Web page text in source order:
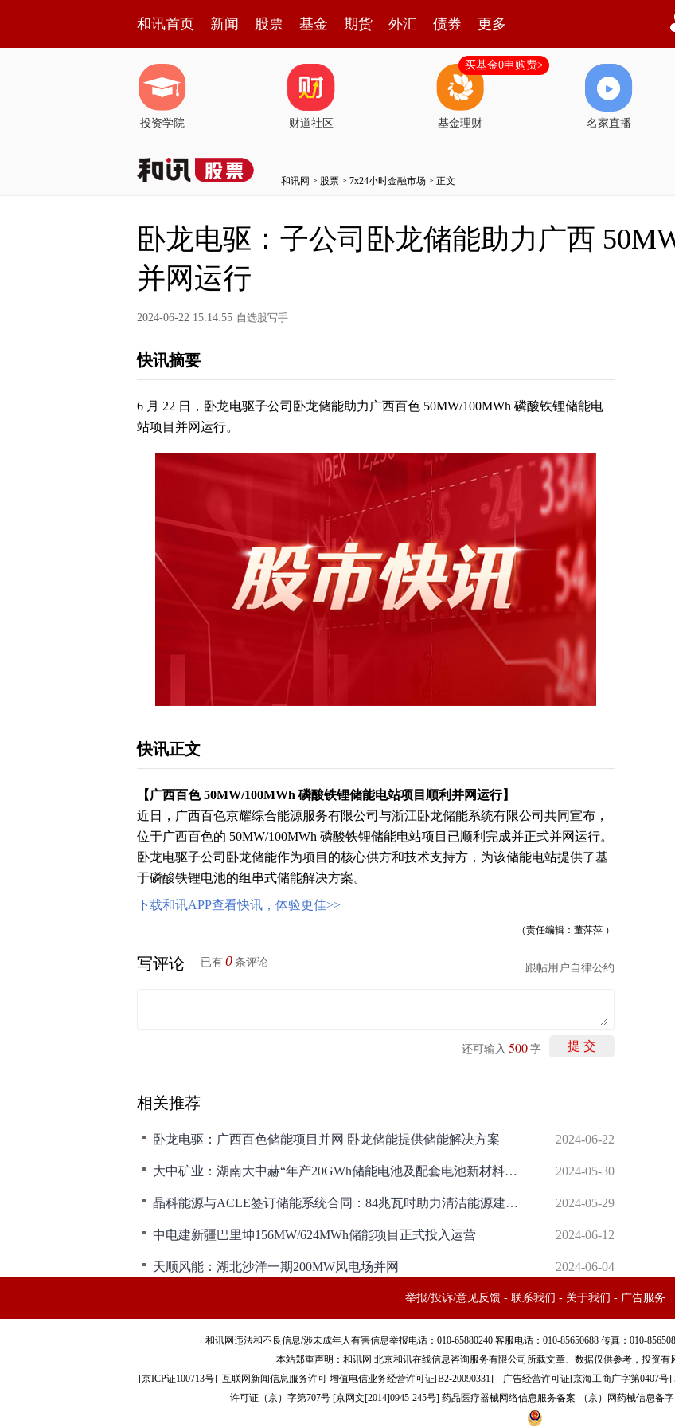
和讯首页 新闻 股票 基金 期货 外汇 债券 更多
投资学院 财道社区 基金理财
买基金0申购费>
名家直播
和讯网 > 股票 > 7x24小时金融市场 > 正文
卧龙电驱：子公司卧龙储能助力广西
并网运行
2024-06-22 15:14:55 自选股写手
快讯摘要
6 月 22 日，卧龙电驱子公司卧龙储能助力广西百色 50MW/100MWh 磷酸铁锂储能电
站项目并网运行。
快讯正文
【广西百色 50MW/100MWh 磷酸铁锂储能电站项目顺利并网运行】
近日，广西百色京耀综合能源服务有限公司与浙江卧龙储能系统有限公司共同宣布，
位于广西百色的 50MW/100MWh 磷酸铁锂储能电站项目已顺利完成并正式并网运行。
卧龙电驱子公司卧龙储能作为项目的核心供方和技术支持方，为该储能电站提供了基
于磷酸铁锂电池的组串式储能解决方案。
下载和讯APP查看快讯，体验更佳>>
（责任编辑：董萍萍 ）
写评论 已有 0 条评论 跟帖用户自律公约
提 交
还可输入 500 字
相关推荐
卧龙电驱：广西百色储能项目并网 卧龙储能提供储能解决方案 2024-06-22
大中矿业：湖南大中赫“年产20GWh储能电池及配套电池新材料建设项目”的建设工程规划许可证已取得 2024-05-30
晶科能源与ACLE签订储能系统合同：84兆瓦时助力清洁能源建设国务院发布节能降碳方案：加速推进非化石能源发展 2024-05-29
中电建新疆巴里坤156MW/624MWh储能项目正式投入运营 2024-06-12
天顺风能：湖北沙洋一期200MW风电场并网 2024-06-04
举报/投诉/意见反馈- 联系我们 - 关于我们 - 广告服务
和讯网违法和不良信息/涉未成年人有害信息举报电话：010-65880240 客服电话：010-85650688 传真：010-
本站郑重声明：和讯网 北京和讯在线信息咨询服务有限公司所载文章、数据仅供参考，投资有
[京ICP证100713号] 互联网新闻信息服务许可 增值电信业务经营许可证[B2-20090331] 广告经营许可证[京海工商广字第0407号]
许可证（京）字第707号 [京网文[2014]0945-245号] 药品医疗器械网络信息服务备案-（京）网药械信息备字